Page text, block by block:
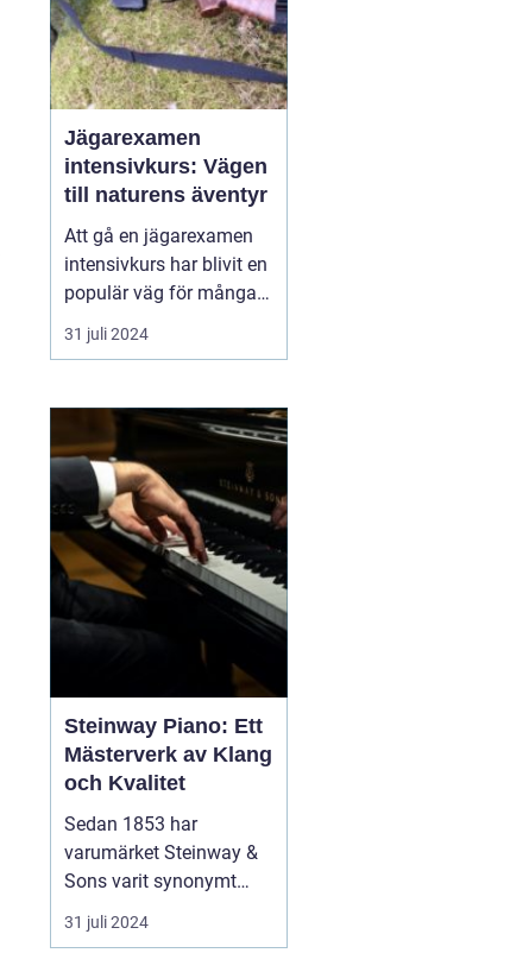
Jägarexamen
intensivkurs: Vägen
till naturens äventyr
Att gå en jägarexamen
intensivkurs har blivit en
populär väg för många
naturintresserade att
komma närmare
ansvarsfull jakt. En väl
utformad kurs ger den
blivande jägaren de...
31 juli 2024
Steinway Piano: Ett
Mästerverk av Klang
och Kvalitet
Sedan 1853 har
varumärket Steinway &
Sons varit synonymt
med innovation,
excellens och
31 juli 2024